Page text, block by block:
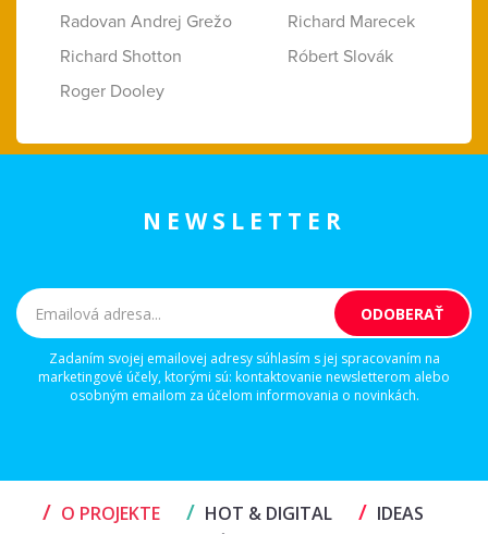
Radovan Andrej Grežo
Richard Marecek
Richard Shotton
Róbert Slovák
Roger Dooley
NEWSLETTER
Zadaním svojej emailovej adresy súhlasím s jej spracovaním na
marketingové účely, ktorými sú: kontaktovanie newsletterom alebo
osobným emailom za účelom informovania o novinkách.
/ O PROJEKTE / HOT & DIGITAL / IDEAS